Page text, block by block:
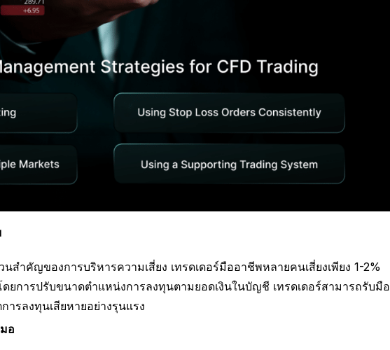
ำคัญของการบริหารความเสี่ยง เทรดเดอร์มืออาชีพหลายคนเสี่ยงเพียง 1-2%
ยการปรับขนาดตำแหน่งการลงทุนตามยอดเงินในบัญชี เทรดเดอร์สามารถรับมือ
ารลงทุนเสียหายอย่างรุนแรง
อ